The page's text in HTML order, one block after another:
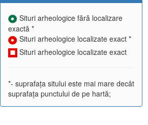
Situri arheologice fără localizare
exactă *
Situri arheologice localizate exact *
Situri arheologice localizate exact
*- suprafața sitului este mai mare decât
suprafața punctului de pe hartă;